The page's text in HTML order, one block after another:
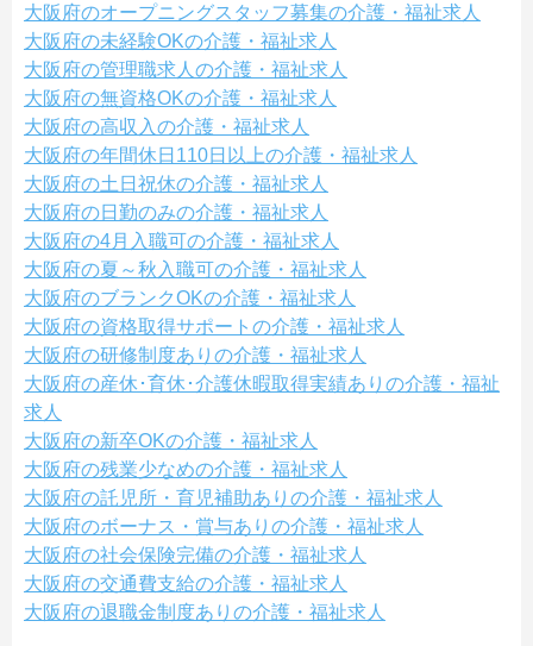
大阪府のオープニングスタッフ募集の介護・福祉求人
大阪府の未経験OKの介護・福祉求人
大阪府の管理職求人の介護・福祉求人
大阪府の無資格OKの介護・福祉求人
大阪府の高収入の介護・福祉求人
大阪府の年間休日110日以上の介護・福祉求人
大阪府の土日祝休の介護・福祉求人
大阪府の日勤のみの介護・福祉求人
大阪府の4月入職可の介護・福祉求人
大阪府の夏～秋入職可の介護・福祉求人
大阪府のブランクOKの介護・福祉求人
大阪府の資格取得サポートの介護・福祉求人
大阪府の研修制度ありの介護・福祉求人
大阪府の産休･育休･介護休暇取得実績ありの介護・福祉
求人
大阪府の新卒OKの介護・福祉求人
大阪府の残業少なめの介護・福祉求人
大阪府の託児所・育児補助ありの介護・福祉求人
大阪府のボーナス・賞与ありの介護・福祉求人
大阪府の社会保険完備の介護・福祉求人
大阪府の交通費支給の介護・福祉求人
大阪府の退職金制度ありの介護・福祉求人